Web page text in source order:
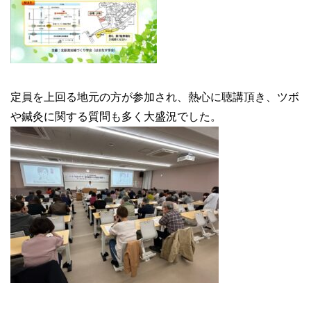
定員を上回る地元の方が参加され、熱心に聴講頂き、ツボ
や鍼灸に関する質問も多く大盛況でした。